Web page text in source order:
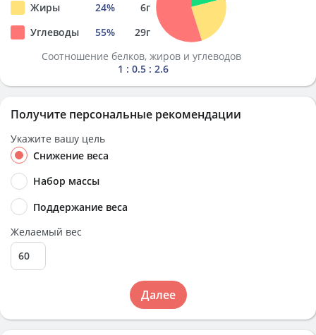
Жиры
24% 6г
Углеводы
55% 29г
Соотношение белков, жиров и углеводов
1 : 0.5 : 2.6
Получите персональные рекомендации
Укажите вашу цель
Снижение веса
Набор массы
Поддержание веса
Желаемый вес
Далее